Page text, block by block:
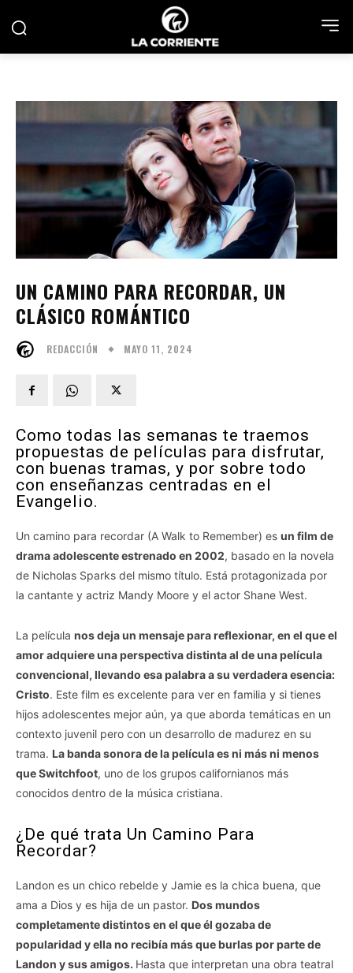
UN CAMINO PARA RECORDAR, UN
CLÁSICO ROMÁNTICO
REDACCIÓN MAYO 11, 2024
Como todas las semanas te traemos
propuestas de películas para disfrutar,
con buenas tramas, y por sobre todo
con enseñanzas centradas en el
Evangelio.
Un camino para recordar (A Walk to Remember) es un film de
drama adolescente estrenado en 2002, basado en la novela
de Nicholas Sparks del mismo título. Está protagonizada por
la cantante y actriz Mandy Moore y el actor Shane West.
La película nos deja un mensaje para reflexionar, en el que el
amor adquiere una perspectiva distinta al de una película
convencional, llevando esa palabra a su verdadera esencia:
Cristo. Este film es excelente para ver en familia y si tienes
hijos adolescentes mejor aún, ya que aborda temáticas en un
contexto juvenil pero con un desarrollo de madurez en su
trama. La banda sonora de la película es ni más ni menos
que Switchfoot, uno de los grupos californianos más
conocidos dentro de la música cristiana.
¿De qué trata Un Camino Para
Recordar?
Landon es un chico rebelde y Jamie es la chica buena, que
ama a Dios y es hija de un pastor. Dos mundos
completamente distintos en el que él gozaba de
popularidad y ella no recibía más que burlas por parte de
Landon y sus amigos. Hasta que interpretan una obra teatral